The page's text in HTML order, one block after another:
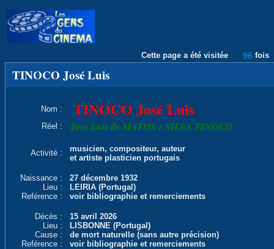
Cette page a été visitée 96 fois
TINOCO José Luis
Nom : TINOCO José Luis
Réel : José Luís de MATOS e SILVA TINOCO
Activité :
musicien, compositeur, auteur
et artiste plasticien portugais
Naissance :
27 décembre 1932
Lieu :
LEIRIA (Portugal)
Reférence :
voir bibliographie et remerciements
Décès :
15 avril 2026
Lieu :
LISBONNE (Portugal)
Cause :
de mort naturelle (sans autre précision)
Reférence :
voir bibliographie et remerciements